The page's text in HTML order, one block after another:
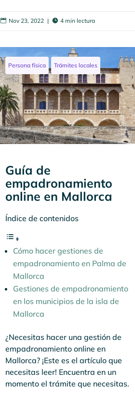
 Nov 23, 2022 |  4 min lectura
Persona física Trámites locales
Guía de
empadronamiento
online en Mallorca
Índice de contenidos
Cómo hacer gestiones de
empadronamiento en Palma de
Mallorca
Gestiones de empadronamiento
en los municipios de la isla de
Mallorca
¿Necesitas hacer una gestión de
empadronamiento online en
Mallorca? ¡Este es el artículo que
necesitas leer! Encuentra en un
momento el trámite que necesitas.